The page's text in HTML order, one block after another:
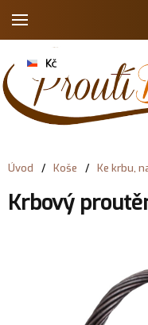
Úvod / Koše / Ke krbu,
Krbový